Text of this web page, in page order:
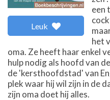
Leuk
een
het
oma. Ze heeft haar enkel
hulp nodig als hoofd van
de 'kersthoofdstad' van
plek waar hij wil zijn in de
zijn oma doet hij alles.